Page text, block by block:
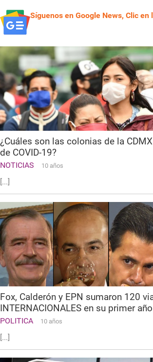
Síguenos en Google News, Clic en
¿Cuáles son las colonias de la
de COVID-19?
NOTICIAS 10 años
[...]
Fox, Calderón y EPN sumaron 120
INTERNACIONALES en su primer
POLITICA 10 años
[...]